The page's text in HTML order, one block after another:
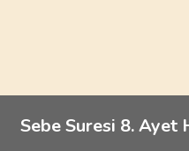
Sebe Suresi 8. Ayet